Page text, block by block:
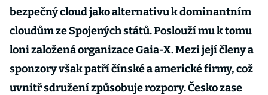
bezpečný cloud jako alternativu k dominantním
cloudům ze Spojených států. Poslouží mu k tomu
loni založená organizace Gaia-X. Mezi její členy a
sponzory však patří čínské a americké firmy, což
uvnitř sdružení způsobuje rozpory. Česko zase